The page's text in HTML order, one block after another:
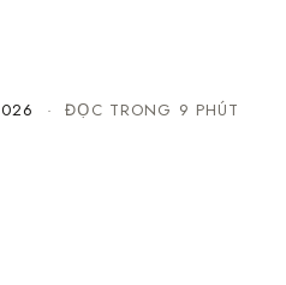
· ĐỌC TRONG 9 PHÚT